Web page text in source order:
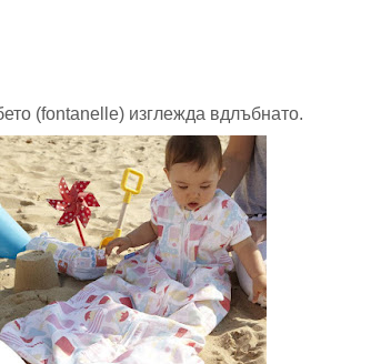
(fontanelle) изглежда вдлъбнато.